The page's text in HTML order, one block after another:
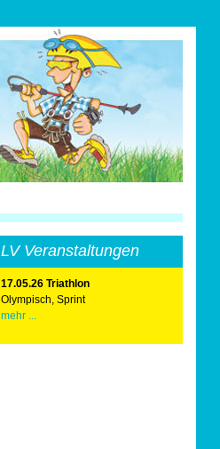
LV Veranstaltungen
17.05.26 Triathlon
Olympisch, Sprint
mehr ...